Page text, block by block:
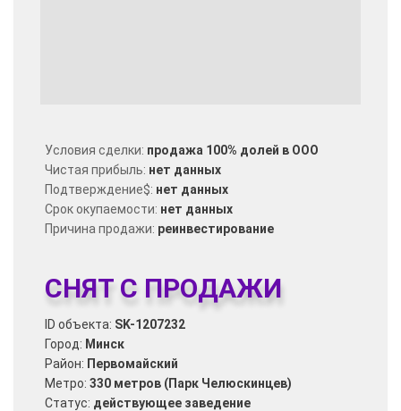
Условия сделки: продажа 100% долей в ООО
Чистая прибыль: нет данных
Подтверждение$: нет данных
Срок окупаемости: нет данных
Причина продажи: реинвестирование
СНЯТ С ПРОДАЖИ
ID объекта: SK-1207232
Город: Минск
Район: Первомайский
Метро: 330 метров (Парк Челюскинцев)
Статус: действующее заведение